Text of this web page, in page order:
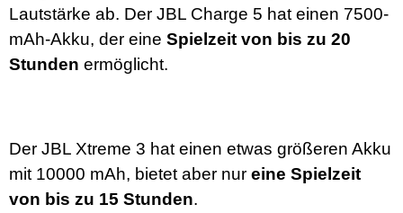
Lautstärke ab. Der JBL Charge 5 hat einen 7500-
mAh-Akku, der eine Spielzeit von bis zu 20
Stunden ermöglicht.
Der JBL Xtreme 3 hat einen etwas größeren Akku
mit 10000 mAh, bietet aber nur eine Spielzeit
von bis zu 15 Stunden.